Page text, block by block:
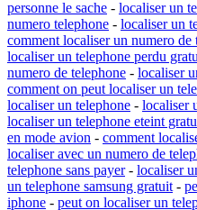
personne le sache - localiser un
numero telephone - localiser un
comment localiser un numero de
localiser un telephone perdu
numero de telephone - localiser
comment on peut localiser un
localiser un telephone - localiser
localiser un telephone eteint
en mode avion - comment
localiser avec un numero de
telephone sans payer- localiser
un telephone samsung gratuit -
iphone - peut on localiser un